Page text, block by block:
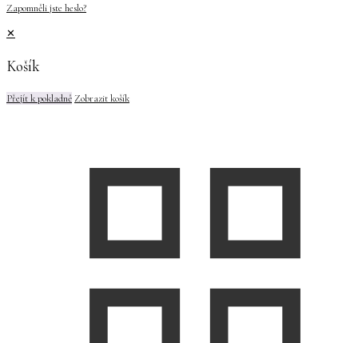
Zapomněli jste heslo?
✕
Košík
Přejít k pokladněZobrazit košík